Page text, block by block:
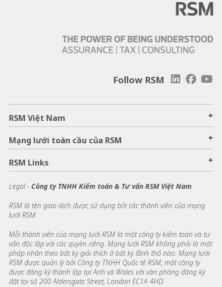
Follow RSM
RSM Việt Nam +
Mạng lưới toàn cầu của RSM +
RSM Links +
Legal - Công ty TNHH Kiểm toán & Tư vấn RSM Việt Nam
RSM là tên giao dịch được sử dụng bởi các thành viên của mạng
lưới RSM.
Mỗi thành viên của mạng lưới RSM là một công ty kiểm toán và tư
vấn độc lập với các quyền riêng. Mạng lưới RSM không phải là một
pháp nhân theo bất kỳ giải thích ở bất kỳ lãnh thổ nào. Mạng lưới
RSM được quản lý bởi Công ty TNHH Quốc tế RSM, một công ty
được đăng ký thành lập tại Anh và Wales với văn phòng đăng ký
đặt tại số 200 Aldersgate Street, London EC1A 4HD.